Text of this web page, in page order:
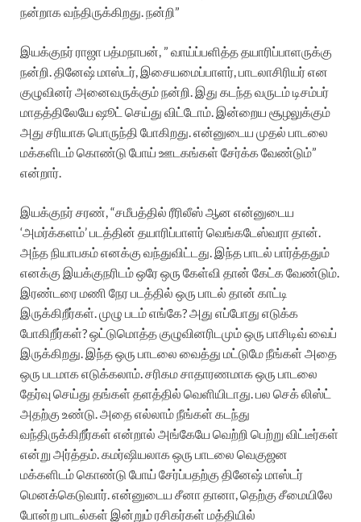
நன்றாக வந்திருக்கிறது. நன்றி”
இயக்குநர் ராஜா பத்மநாபன், ” வாய்ப்பளித்த தயாரிப்பாளருக்கு
நன்றி. தினேஷ் மாஸ்டர், இசையமைப்பாளர், பாடலாசிரியர் என
குழுவினர் அனைவருக்கும் நன்றி. இது கடந்த வருடம் டிசம்பர்
மாதத்திலேயே ஷூட் செய்து விட்டோம். இன்றைய சூழலுக்கும்
அது சரியாக பொருந்தி போகிறது. என்னுடைய முதல் பாடலை
மக்களிடம் கொண்டு போய் ஊடகங்கள் சேர்க்க வேண்டும்”
என்றார்.
இயக்குநர் சரண், “சமீபத்தில் ரீரிலீஸ் ஆன என்னுடைய
‘அமர்க்களம்’ படத்தின் தயாரிப்பாளர் வெங்கடேஸ்வரா தான்.
அந்த நியாபகம் எனக்கு வந்துவிட்டது. இந்த பாடல் பார்த்ததும்
எனக்கு இயக்குநரிடம் ஒரே ஒரு கேள்வி தான் கேட்க வேண்டும்.
இரண்டரை மணி நேர படத்தில் ஒரு பாடல் தான் காட்டி
இருக்கிறீர்கள். முழு படம் எங்கே? அது எப்போது எடுக்க
போகிறீர்கள்? ஒட்டுமொத்த குழுவினரிடமும் ஒரு பாசிடிவ் வைப்
இருக்கிறது. இந்த ஒரு பாடலை வைத்து மட்டுமே நீங்கள் அதை
ஒரு படமாக எடுக்கலாம். சரிகம சாதாரணமாக ஒரு பாடலை
தேர்வு செய்து தங்கள் தளத்தில் வெளியிடாது. பல செக் லிஸ்ட்
அதற்கு உண்டு. அதை எல்லாம் நீங்கள் கடந்து
வந்திருக்கிறீர்கள் என்றால் அங்கேயே வெற்றி பெற்று விட்டீர்கள்
என்று அர்த்தம். கமர்ஷியலாக ஒரு பாடலை வெகுஜன
மக்களிடம் கொண்டு போய் சேர்ப்பதற்கு தினேஷ் மாஸ்டர்
மெனக்கெடுவார். என்னுடைய சீனா தானா, தெற்கு சீமையிலே
போன்ற பாடல்கள் இன்றும் ரசிகர்கள் மத்தியில்